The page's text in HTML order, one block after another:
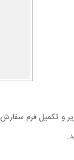
و تکمیل فرم